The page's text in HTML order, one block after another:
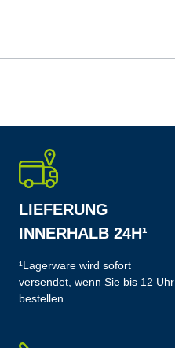
LIEFERUNG
INNERHALB 24H¹
¹Lagerware wird sofort
versendet, wenn Sie bis 12 Uhr
bestellen